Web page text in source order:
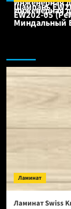
Шампань
Инженерная
EW202-05
Инженерная
Миндальный
Ламинат
Ламинат Swiss